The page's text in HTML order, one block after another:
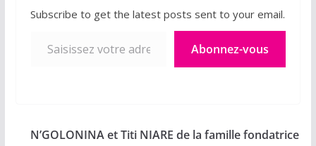
Subscribe to get the latest posts sent to your email.
Abonnez-vous
N’GOLONINA et Titi NIARE de la famille fondatrice